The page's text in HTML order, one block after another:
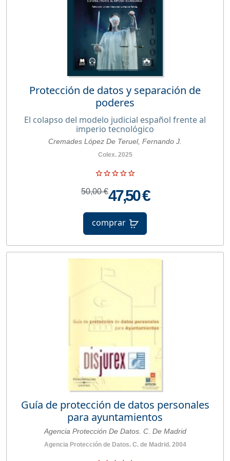
Protección de datos y separación de
poderes
El colapso del modelo judicial español frente al
imperio tecnológico
Cremades López De Teruel, Fernando J.
Colex. 2025
50,00 €47,50 €
comprar
Guía de protección de datos personales
para ayuntamientos
Agencia Protección De Datos. C. De Madrid
Agencia Protección de Datos. C. de Madrid. 2004